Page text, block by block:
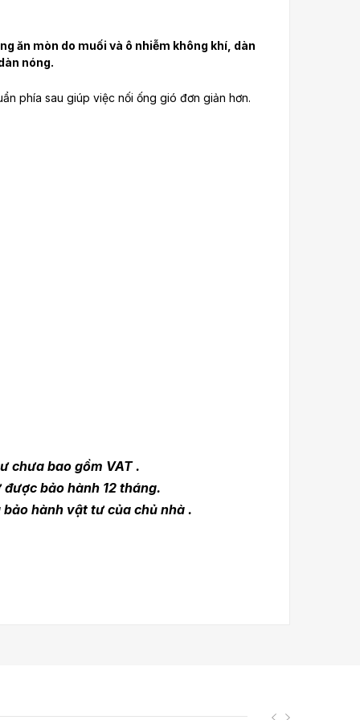
ăn mòn do muối và ô nhiễm không khí, dàn
nóng.
phía sau giúp việc nối ống gió đơn giản hơn.
chưa bao gồm VAT .
bảo hành 12 tháng.
hành vật tư của chủ nhà .